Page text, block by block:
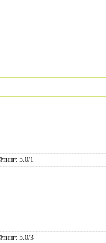
5.0/1
5.0/3